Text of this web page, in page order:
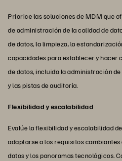
Priorice las soluciones de MDM que
de administración de la calidad de
de datos, la limpieza, la
capacidades para establecer y hacer
de datos, incluida la administración
y las pistas de auditoría.
Flexibilidad y escalabilidad
Evalúe la flexibilidad y escalabilidad
adaptarse a los requisitos cambiantes
datos y los panoramas tecnológicos.